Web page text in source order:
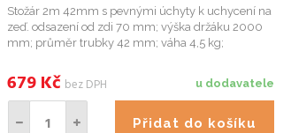
Stožár 2m 42mm s pevnými úchyty k uchycení na
zeď. odsazení od zdi 70 mm; výška držáku 2000
mm; průměr trubky 42 mm; váha 4,5 kg;
u dodavatele
679Kč bez DPH
Přidat do košíku